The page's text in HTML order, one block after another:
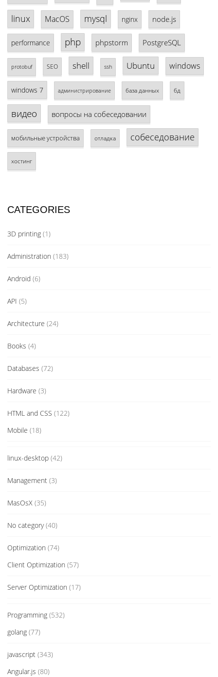
linux MacOS mysql nginx node.js
performance php phpstorm PostgreSQL
protobuf SEO shell ssh Ubuntu windows
windows 7 администрирование база данных бд
видео вопросы на собеседовании
мобильные устройства отладка собеседование
хостинг
CATEGORIES
3D printing (1)
Administration (183)
Android (6)
API (5)
Architecture (24)
Books (4)
Databases (72)
Hardware (3)
HTML and CSS (122)
Mobile (18)
linux-desktop (42)
Management (3)
MasOsX (35)
No category(40)
Optimization (74)
Client Optimization (57)
Server Optimization (17)
Programming (532)
golang (77)
javascript (343)
Angular.js (80)